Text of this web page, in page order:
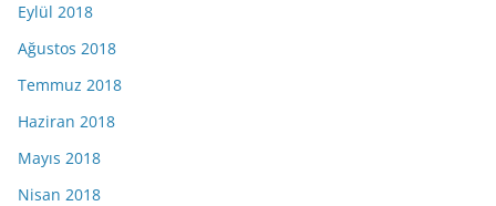
Eylül 2018
Ağustos 2018
Temmuz 2018
Haziran 2018
Mayıs 2018
Nisan 2018